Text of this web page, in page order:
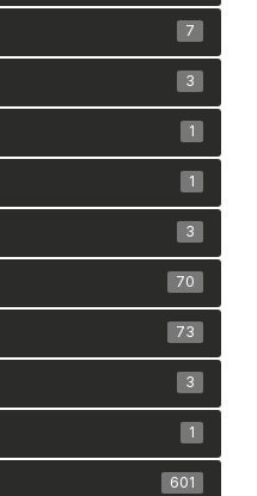
7
3
1
1
3
70
73
3
1
601